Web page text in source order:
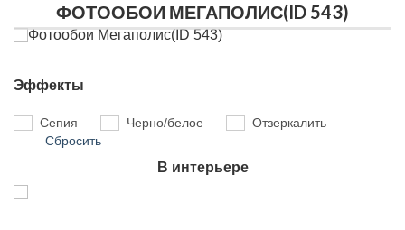
ФОТООБОИ МЕГАПОЛИС(ID 543)
Эффекты
Сепия Черно/белое
Отзеркалить
Сбросить
В интерьере